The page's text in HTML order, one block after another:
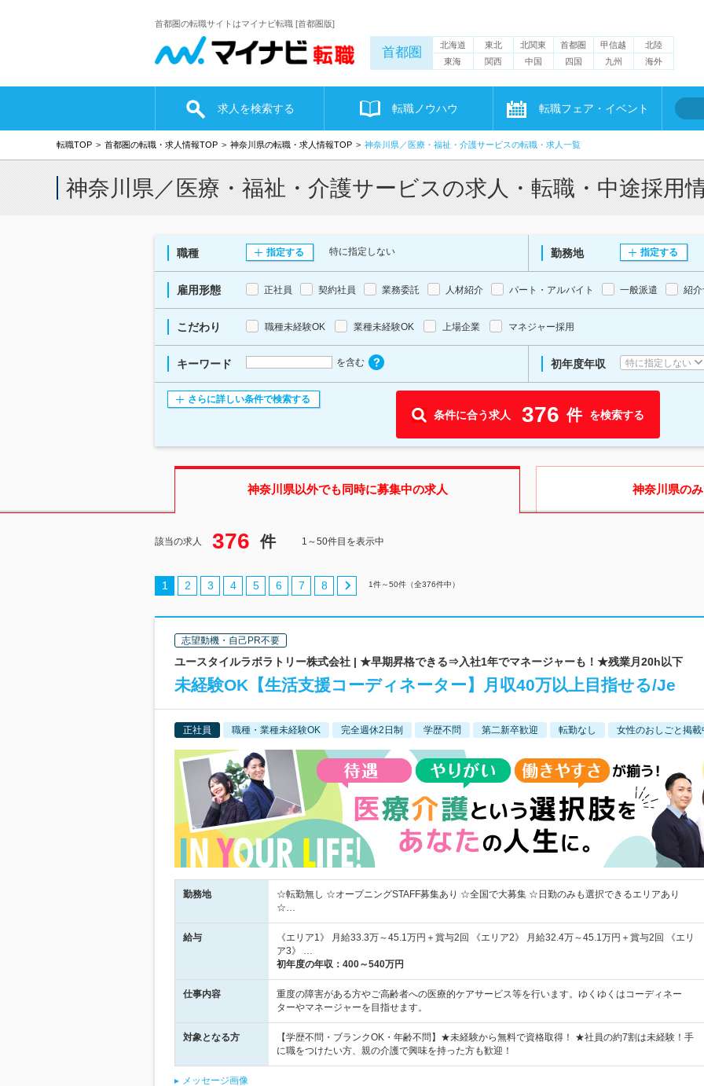
首都圏の転職サイトはマイナビ転職 [首都圏版]
首都圏 北海道 東北 北関東 首都圏 甲信越
北陸
東海
関西 中国 四国 九州 海外
求人を検索する 転職ノウハウ 転職フェア・イベント
転職TOP 首都圏の転職・求人情報TOP 神奈川県の転職・求人情報TOP 神奈川県／医療・福祉・介護サービスの転職・求人一覧
神奈川県／医療・福祉・介護サービスの求人・転職・中途採用
職種 指定する 特に指定しない 勤務地 指定する
雇用形態 正社員 契約社員 業務委託 人材紹介 パート・アルバイト 一般派遣 紹
こだわり 職種未経験OK 業種未経験OK 上場企業 マネジャー採用
キーワード を含む 初年度年収 特に指定しない
さらに詳しい条件で検索する
条件に合う求人 376 件 を検索する
神奈川県以外でも同時に募集中の求人 神奈川県の
該当の求人 376 件 1～50件目を表示中
1 2 3 4 5 6 7 8 1件～50件（全376件中）
志望動機・自己PR不要
ユースタイルラボラトリー株式会社 | ★早期昇格できる⇒入社1年でマネージャーも！★残業月20h以下
未経験OK【生活支援コーディネーター】月収40万以上目指せる/Je
正社員 職種・業種未経験OK 完全週休2日制 学歴不問 第二新卒歓迎 転勤なし 女性のおしごと掲載
勤務地
☆転勤無し ☆オープニングSTAFF募集あり ☆全国で大募集 ☆日勤のみも選択できるエリアあり
☆…
給与
《エリア1》 月給33.3万～45.1万円＋賞与2回 《エリア2》 月給32.4万～45.1万円＋賞与2回 《エリ
ア3》 …
初年度の年収： 400～540万円
仕事内容
重度の障害がある方やご高齢者への医療的ケアサービス等を行います。ゆくゆくはコーディネー
ターやマネージャーを目指せます。
対象となる方
【学歴不問・ブランクOK・年齢不問】★未経験から無料で資格取得！ ★社員の約7割は未経験！手
に職をつけたい方、親の介護で興味を持った方も歓迎！
メッセージ画像